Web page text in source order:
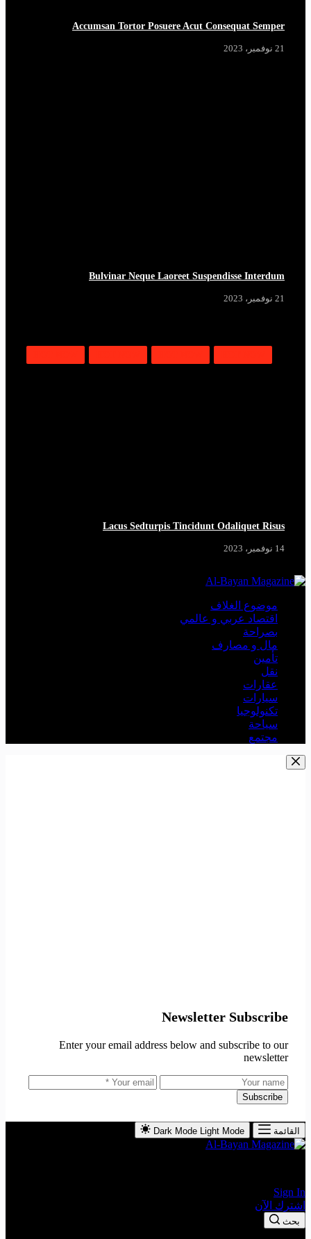
Accumsan Tortor Posuere Acut Consequat Semper
21 نوفمبر، 2023
Bulvinar Neque Laoreet Suspendisse Interdum
21 نوفمبر، 2023
Lacus Sedturpis Tincidunt Odaliquet Risus
14 نوفمبر، 2023
موضوع الغلاف
اقتصاد عربي و عالمي
بصراحة
مال و مصارف
تأمين
نقل
عقارات
سيارات
تكنولوجيا
سياحة
مجتمع
Newsletter Subscribe
Enter your email address below and subscribe to our
newsletter
Subscribe
القائمة Dark Mode Light Mode
Sign In
اشترك الآن
بحث